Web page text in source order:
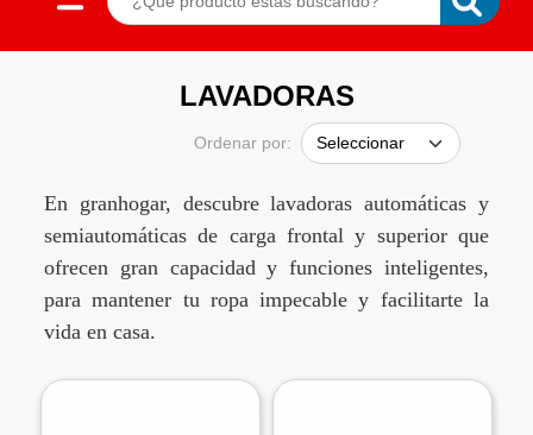
LAVADORAS
Ordenar por:
En granhogar, descubre lavadoras automáticas y
semiautomáticas de carga frontal y superior que
ofrecen gran capacidad y funciones inteligentes,
para mantener tu ropa impecable y facilitarte la
vida en casa.